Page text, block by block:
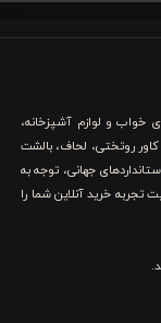
کاور لحاف پنبه ۴ تکه دونفره ورونیکا
در ادامه، مهم‌ترین
بررسی می‌کنیم.
با الیاف طبیعی
است. این جنس باعث
خواب و لوازم آشپزخانه،
روتختی، لحاف، بالشت
جهانی، توجه به
خرید آنلاین شما را